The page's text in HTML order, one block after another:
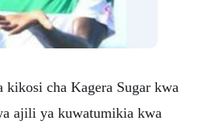
cha Kagera Sugar kwa
ajili ya kuwatumikia kwa